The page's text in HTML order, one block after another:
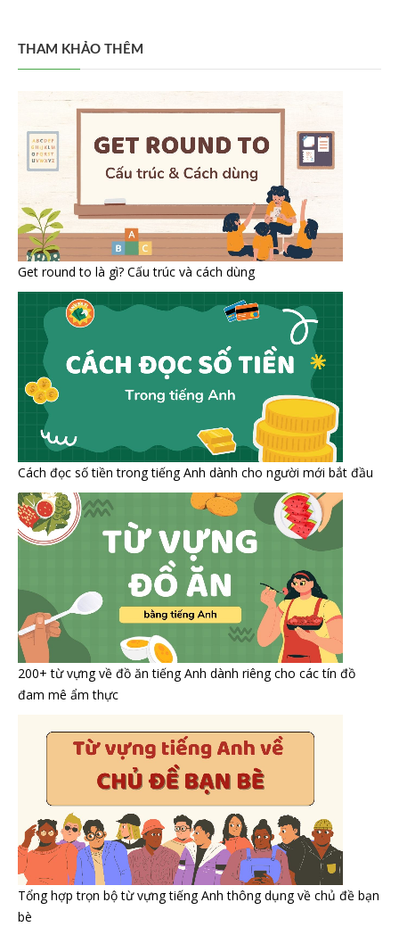
THAM KHẢO THÊM
Get round to là gì? Cấu trúc và cách dùng
Cách đọc số tiền trong tiếng Anh dành cho người mới bắt đầu
200+ từ vựng về đồ ăn tiếng Anh dành riêng cho các tín đồ
đam mê ẩm thực
Tổng hợp trọn bộ từ vựng tiếng Anh thông dụng về chủ đề bạn
bè